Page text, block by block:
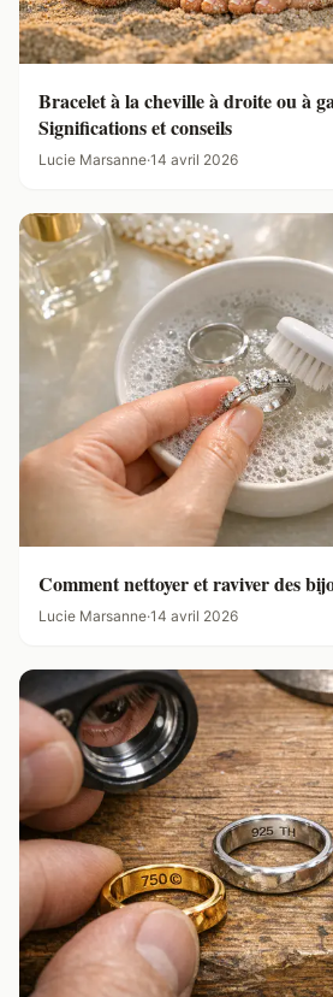
Bracelet à la cheville à droite ou à
Significations et conseils
Lucie Marsanne·14 avril 2026
Comment nettoyer et raviver des
Lucie Marsanne·14 avril 2026